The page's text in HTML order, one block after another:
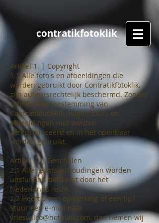
contratikfotoklik
Artikel 1. | Copyright
1.1 Alle foto's en afbeeldingen die
worden gebruikt door Contratikfotoklik.
zijn auteursrechtelijk beschermd. Zonder
schriftelijke toestemming van
Contratikfotoklik mogen foto's en
afbeeldingen niet worden
gereproduceerd en in het openbaar
worden gebruikt.
Artikel 2. | Geschillen
2.1 Alle rechtsverhoudingen worden
uitsluitend beheerst door het
Nederlands recht.
2.2 Heeft u een opmerking of een tip?
Stuur een e-mail naar
vrieswilco@hotmail.com, dan nemen wij